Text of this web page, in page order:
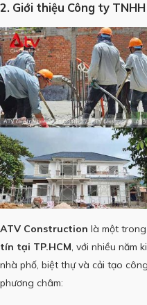
2. Giới thiệu Công ty
ATV Construction là một
tín tại TP.HCM, với nhiều năm
nhà phố, biệt thự và cải tạo
phương châm: